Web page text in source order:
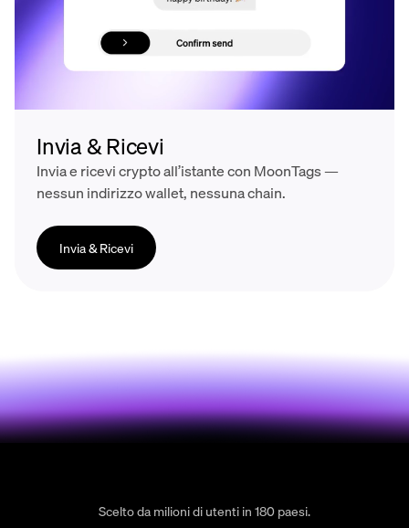
Invia & Ricevi
Invia e ricevi crypto all’istante con MoonTags —
nessun indirizzo wallet, nessuna chain.
Invia & Ricevi
Scelto da milioni di utenti in 180 paesi.